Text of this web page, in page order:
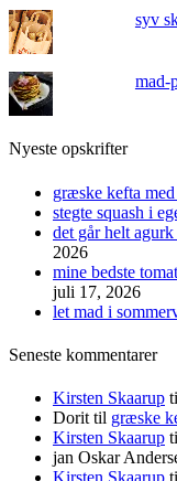
syv
mad-
Nyeste opskrifter
græske kefta
stegte squash i
det går helt
2026
mine bedste
juli 17, 2026
let mad i
Seneste kommentarer
Kirsten Skaarup
Dorit til græske
Kirsten Skaarup
jan Oskar
Kirsten Skaarup